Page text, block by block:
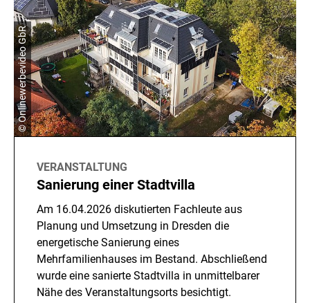
© Onlinewerbevideo GbR
VERANSTALTUNG
Sanierung einer Stadtvilla
Am 16.04.2026 diskutierten Fachleute aus
Planung und Umsetzung in Dresden die
energetische Sanierung eines
Mehrfamilienhauses im Bestand. Abschließend
wurde eine sanierte Stadtvilla in unmittelbarer
Nähe des Veranstaltungsorts besichtigt.